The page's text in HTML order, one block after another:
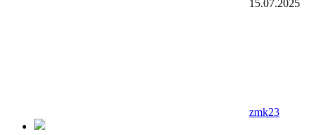
15.07.2025
zmk23